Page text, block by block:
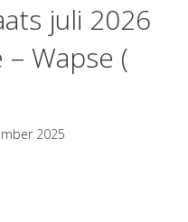
juli 2026
Wapse (
2025